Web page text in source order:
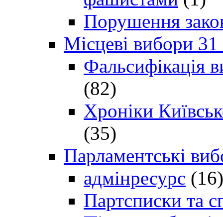
Порушення
Місцеві вибори
Фальсифікація
(82)
Хроніки
(35)
Парламентські
адмінресурс (16)
Партсписки та